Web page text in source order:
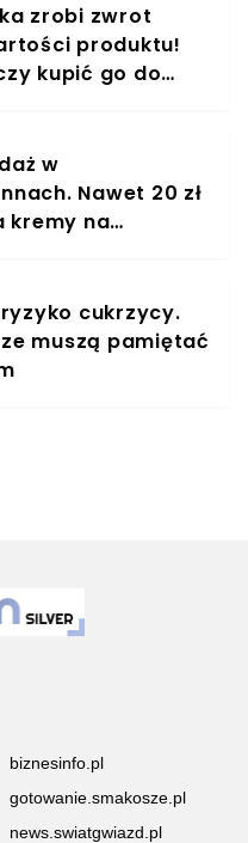
zrobi zwrot
produktu!
kupić go do
w
Nawet 20 zł
kremy na
cukrzycy.
muszą pamiętać
biznesinfo.pl
gotowanie.smakosze.pl
news.swiatgwiazd.pl